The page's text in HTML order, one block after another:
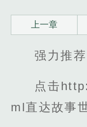
上一章
强力推
点击
ml直达故事